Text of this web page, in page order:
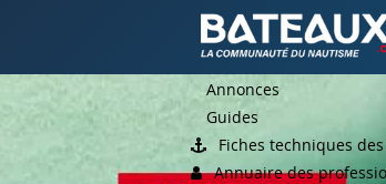
Annonces
Guides
Fiches techniques
Annuaire des